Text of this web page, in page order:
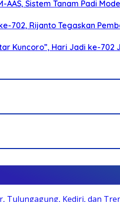
AAS, Sistem Tanam Padi
702, Rijanto Tegaskan
Kuncoro”, Hari Jadi ke-